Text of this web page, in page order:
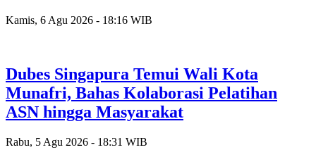
Kamis, 6 Agu 2026 - 18:16 WIB
Dubes Singapura Temui Wali Kota
Munafri, Bahas Kolaborasi Pelatihan
ASN hingga Masyarakat
Rabu, 5 Agu 2026 - 18:31 WIB